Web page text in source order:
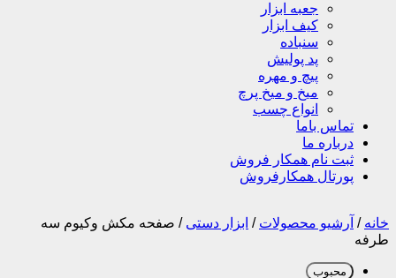
جعبه ابزار
کیف ابزار
سنباده
پد پولیش
پیچ و مهره
میخ و میخ پرچ
انواع چسب
تماس باما
درباره ما
ثبت نام همکار فروش
پورتال همکارفروش
خانه / آرشیو محصولات / ابزار دستی / صفحه مکش وکیوم سه
طرفه
محبوب